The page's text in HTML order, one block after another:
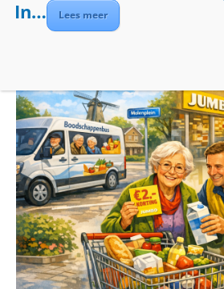
middag
In…
Lees meer